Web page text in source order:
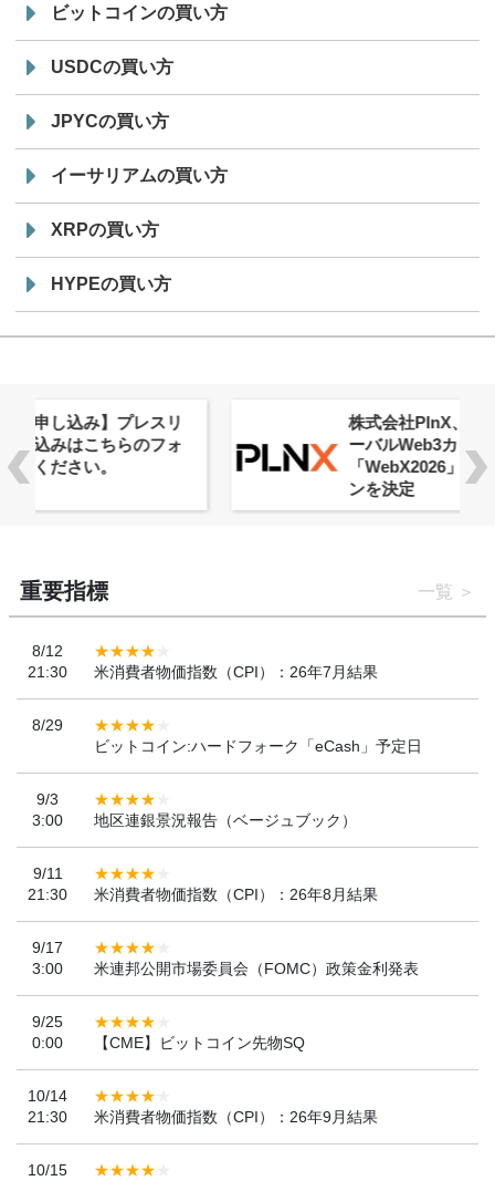
ビットコインの買い方
USDCの買い方
JPYCの買い方
イーサリアムの買い方
XRPの買い方
HYPEの買い方
株式会社PlnX、アジア最大級のグロ
ーバルWeb3カンファレンス
「WebX2026」とのコラボレーショ
重要指標 一覧
8/12
21:30
米消費者物価指数（CPI）：26年7月結果
8/29
ビットコイン:ハードフォーク「eCash」予定日
9/3
3:00
地区連銀景況報告（ベージュブック）
9/11
21:30
米消費者物価指数（CPI）：26年8月結果
9/17
3:00
米連邦公開市場委員会（FOMC）政策金利発表
9/25
0:00
【CME】ビットコイン先物SQ
10/14
21:30
米消費者物価指数（CPI）：26年9月結果
10/15